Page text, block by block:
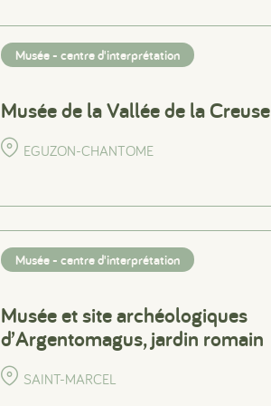
Musée - centre d'interprétation
Musée de la Vallée de la Creuse
EGUZON-CHANTOME
Musée - centre d'interprétation
Musée et site archéologiques
d’Argentomagus, jardin romain
SAINT-MARCEL